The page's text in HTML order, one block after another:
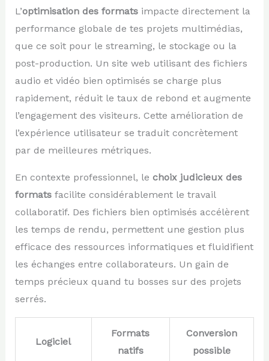
L’optimisation des formatsimpacte directement la
performance globale de tes projets multimédias,
que ce soit pour le streaming, le stockage ou la
post-production. Un site web utilisant des fichiers
audio et vidéo bien optimisés se charge plus
rapidement, réduit le taux de rebond et augmente
l’engagement des visiteurs. Cette amélioration de
l’expérience utilisateur se traduit concrètement
par de meilleures métriques.
En contexte professionnel, le choix judicieux des
formatsfacilite considérablement le travail
collaboratif. Des fichiers bien optimisés accélèrent
les temps de rendu, permettent une gestion plus
efficace des ressources informatiques et fluidifient
les échanges entre collaborateurs. Un gain de
temps précieux quand tu bosses sur des projets
serrés.
Logiciel
Formats
natifs
Conversion
possible